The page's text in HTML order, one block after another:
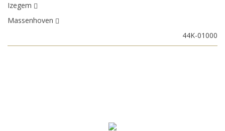
Izegem
Massenhoven
44K-01000